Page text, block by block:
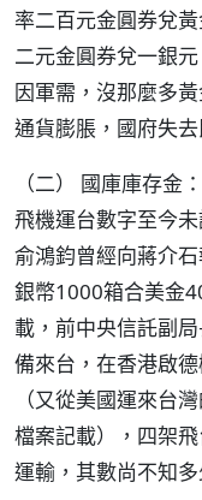
率二百元金圓券兌
二元金圓券兌一銀
因軍需，沒那麼多
通貨膨脹，國府失去
（二） 國庫庫存金
飛機運台數字至今
俞鴻鈞曾經向蔣介
銀幣1000箱合美金
載，前中央信託副
備來台，在香港啟
（又從美國運來台
檔案記載），四架
運輸，其數尚不知多